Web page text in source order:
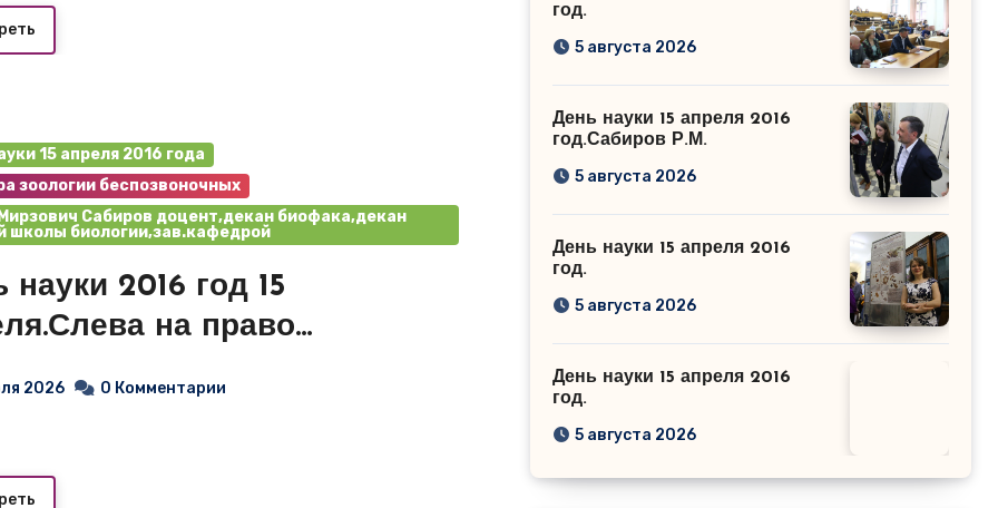
15 апреля 2016 года
зоологии беспозвоночных
Сабиров доцент,декан биофака,декан
школы биологии,зав.кафедрой
науки 2016 год 15
на право
2026 0 Комментарии
год.
5 августа 2026
День науки 15 апреля 2016
год.Сабиров Р.М.
5 августа 2026
День науки 15 апреля 2016
год.
5 августа 2026
День науки 15 апреля 2016
год.
5 августа 2026